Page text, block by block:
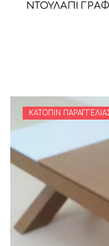
ΝΤΟΥΛΑΠΙ
ΚΑΤΌΠΙΝ